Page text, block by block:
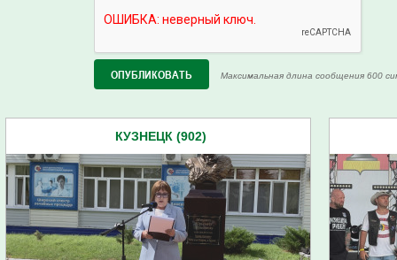
Максимальная длина сообщения 600
КУЗНЕЦК (902)